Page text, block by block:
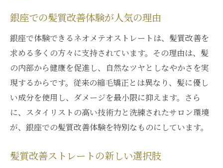
銀座での髪質改善体験が人気の理由
銀座で体験できるネオメテオストレートは、髪質改善を
求める多くの方々に支持されています。その理由は、髪
の内部から健康を促進し、自然なツヤとしなやかさを実
現するからです。従来の縮毛矯正とは異なり、髪に優し
い成分を使用し、ダメージを最小限に抑えます。さら
に、スタイリストの高い技術力と洗練されたサロン環境
が、銀座での髪質改善体験を特別なものにしています。
髪質改善ストレートの新しい選択肢